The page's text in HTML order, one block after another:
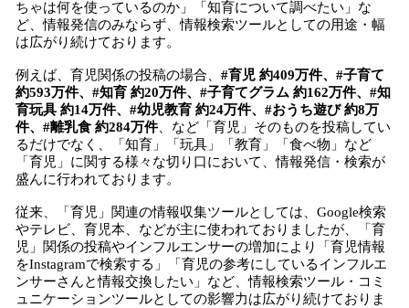
ちゃは何を使っているのか」「知育について調べたい」な
ど、情報発信のみならず、情報検索ツールとしての用途・幅
は広がり続けております。
例えば、育児関係の投稿の場合、 #育児 約409万件、#子育て
約593万件、#知育 約20万件、#子育てグラム 約162万件、#知
育玩具 約14万件、#幼児教育 約24万件、#おうち遊び 約8万
件、#離乳食 約284万件、など「育児」そのものを投稿してい
るだけでなく、「知育」「玩具」「教育」「食べ物」など
「育児」に関する様々な切り口において、情報発信・検索が
盛んに行われております。
従来、「育児」関連の情報収集ツールとしては、Google検索
やテレビ、育児本、などが主に使われておりましたが、「育
児」関係の投稿やインフルエンサーの増加により「育児情報
をInstagramで検索する」「育児の参考にしているインフルエ
ンサーさんと情報交換したい」など、情報検索ツール・コミ
ュニケーションツールとしての影響力は広がり続けておりま